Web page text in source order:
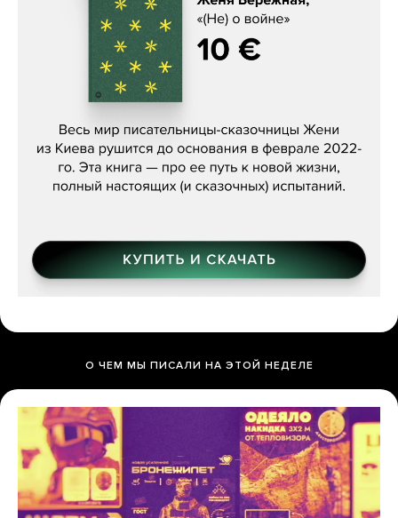
Женя Бережная, «(Не) о войне»
О ЧЕМ МЫ ПИСАЛИ НА ЭТОЙ НЕДЕЛЕ